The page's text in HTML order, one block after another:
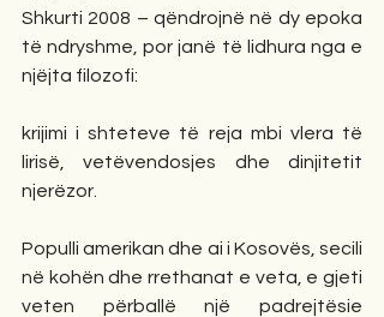
Shkurti 2008 – qëndrojnë në dy epoka
të ndryshme, por janë të lidhura nga e
njëjta filozofi:
krijimi i shteteve të reja mbi vlera të
lirisë, vetëvendosjes dhe dinjitetit
njerëzor.
Populli amerikan dhe ai i Kosovës, secili
në kohën dhe rrethanat e veta, e gjeti
veten përballë një padrejtësie